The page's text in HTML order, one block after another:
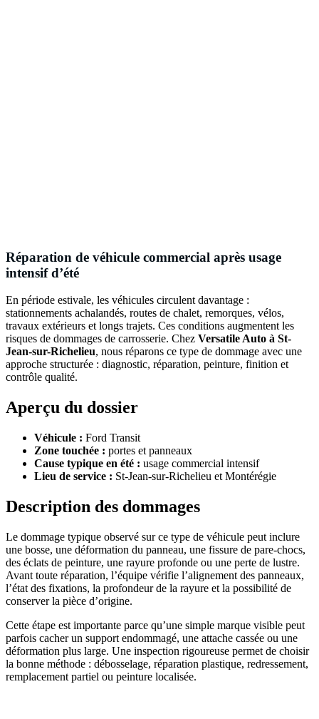
Réparation de véhicule commercial après usage
intensif d’été
En période estivale, les véhicules circulent davantage :
stationnements achalandés, routes de chalet, remorques, vélos,
travaux extérieurs et longs trajets. Ces conditions augmentent les
risques de dommages de carrosserie. Chez Versatile Auto à St-
Jean-sur-Richelieu, nous réparons ce type de dommage avec une
approche structurée : diagnostic, réparation, peinture, finition et
contrôle qualité.
Aperçu du dossier
Véhicule : Ford Transit
Zone touchée : portes et panneaux
Cause typique en été : usage commercial intensif
Lieu de service : St-Jean-sur-Richelieu et Montérégie
Description des dommages
Le dommage typique observé sur ce type de véhicule peut inclure
une bosse, une déformation du panneau, une fissure de pare-chocs,
des éclats de peinture, une rayure profonde ou une perte de lustre.
Avant toute réparation, l’équipe vérifie l’alignement des panneaux,
l’état des fixations, la profondeur de la rayure et la possibilité de
conserver la pièce d’origine.
Cette étape est importante parce qu’une simple marque visible peut
parfois cacher un support endommagé, une attache cassée ou une
déformation plus large. Une inspection rigoureuse permet de choisir
la bonne méthode : débosselage, réparation plastique, redressement,
remplacement partiel ou peinture localisée.